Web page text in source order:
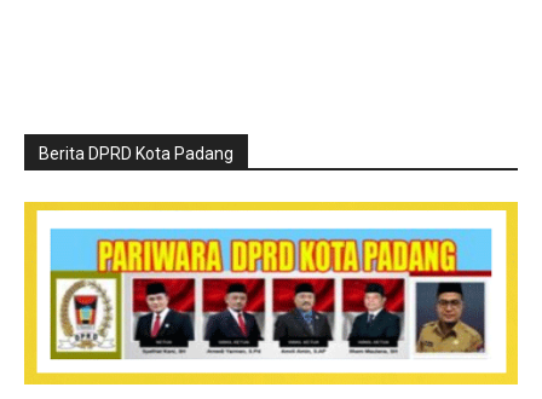
Berita DPRD Kota Padang